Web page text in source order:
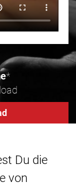
*
Du die
von